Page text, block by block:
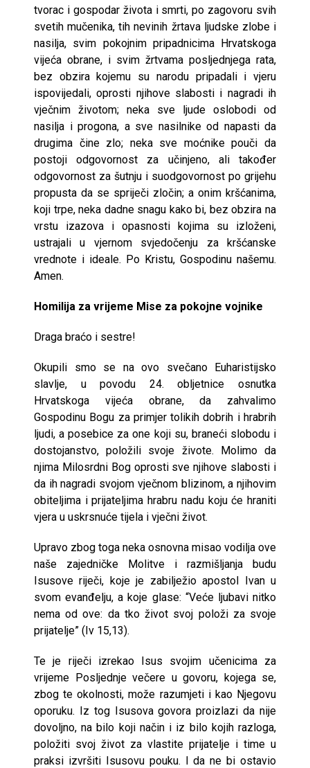
tvorac i gospodar života i smrti, po zagovoru svih
svetih mučenika, tih nevinih žrtava ljudske zlobe i
nasilja, svim pokojnim pripadnicima Hrvatskoga
vijeća obrane, i svim žrtvama posljednjega rata,
bez obzira kojemu su narodu pripadali i vjeru
ispovijedali, oprosti njihove slabosti i nagradi ih
vječnim životom; neka sve ljude oslobodi od
nasilja i progona, a sve nasilnike od napasti da
drugima čine zlo; neka sve moćnike pouči da
postoji odgovornost za učinjeno, ali također
odgovornost za šutnju i suodgovornost po grijehu
propusta da se spriječi zločin; a onim kršćanima,
koji trpe, neka dadne snagu kako bi, bez obzira na
vrstu izazova i opasnosti kojima su izloženi,
ustrajali u vjernom svjedočenju za kršćanske
vrednote i ideale. Po Kristu, Gospodinu našemu.
Amen.
Homilija za vrijeme Mise za pokojne vojnike
Draga braćo i sestre!
Okupili smo se na ovo svečano Euharistijsko
slavlje, u povodu 24. obljetnice osnutka
Hrvatskoga vijeća obrane, da zahvalimo
Gospodinu Bogu za primjer tolikih dobrih i hrabrih
ljudi, a posebice za one koji su, braneći slobodu i
dostojanstvo, položili svoje živote. Molimo da
njima Milosrdni Bog oprosti sve njihove slabosti i
da ih nagradi svojom vječnom blizinom, a njihovim
obiteljima i prijateljima hrabru nadu koju će hraniti
vjera u uskrsnuće tijela i vječni život.
Upravo zbog toga neka osnovna misao vodilja ove
naše zajedničke Molitve i razmišljanja budu
Isusove riječi, koje je zabilježio apostol Ivan u
svom evanđelju, a koje glase: “Veće ljubavi nitko
nema od ove: da tko život svoj položi za svoje
prijatelje” (Iv 15,13).
Te je riječi izrekao Isus svojim učenicima za
vrijeme Posljednje večere u govoru, kojega se,
zbog te okolnosti, može razumjeti i kao Njegovu
oporuku. Iz tog Isusova govora proizlazi da nije
dovoljno, na bilo koji način i iz bilo kojih razloga,
položiti svoj život za vlastite prijatelje i time u
praksi izvršiti Isusovu pouku. I da ne bi ostavio